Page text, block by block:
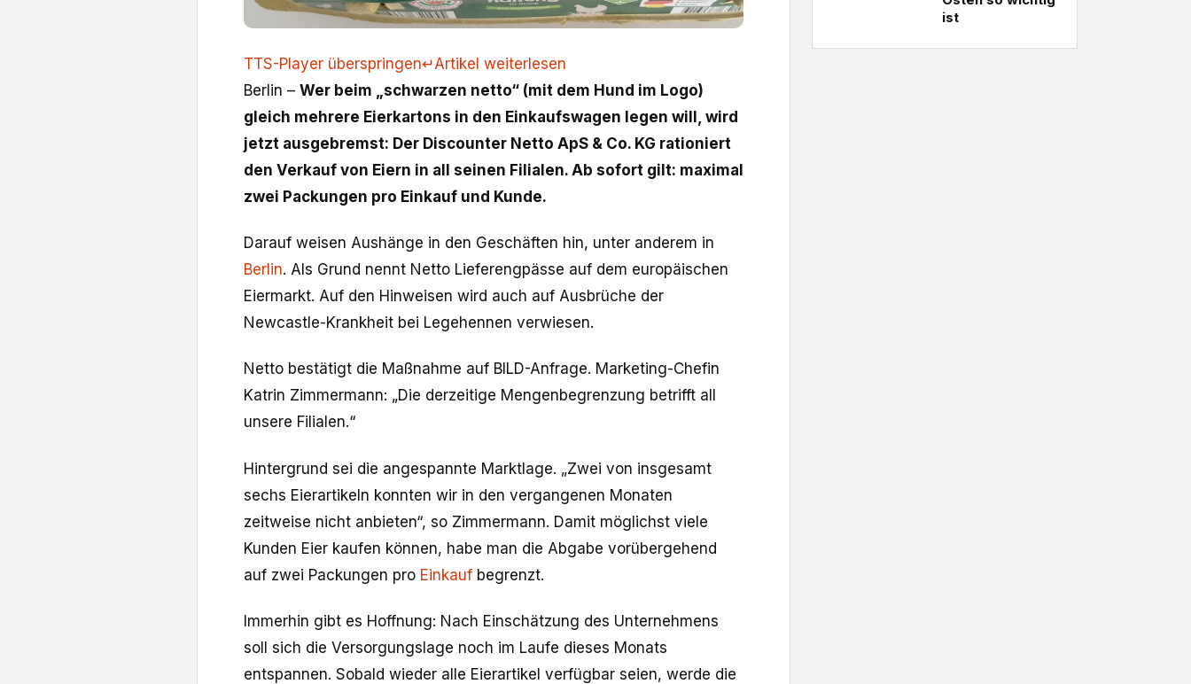
TTS-Player überspringen↵Artikel weiterlesen
Berlin – Wer beim „schwarzen netto“ (mit dem Hund im Logo)
gleich mehrere Eierkartons in den Einkaufswagen legen will, wird
jetzt ausgebremst: Der Discounter Netto ApS & Co. KG rationiert
den Verkauf von Eiern in all seinen Filialen. Ab sofort gilt: maximal
zwei Packungen pro Einkauf und Kunde.
Darauf weisen Aushänge in den Geschäften hin, unter anderem in
Berlin. Als Grund nennt Netto Lieferengpässe auf dem europäischen
Eiermarkt. Auf den Hinweisen wird auch auf Ausbrüche der
Newcastle-Krankheit bei Legehennen verwiesen.
Netto bestätigt die Maßnahme auf BILD-Anfrage. Marketing-Chefin
Katrin Zimmermann: „Die derzeitige Mengenbegrenzung betrifft all
unsere Filialen.“
Hintergrund sei die angespannte Marktlage. „Zwei von insgesamt
sechs Eierartikeln konnten wir in den vergangenen Monaten
zeitweise nicht anbieten“, so Zimmermann. Damit möglichst viele
Kunden Eier kaufen können, habe man die Abgabe vorübergehend
auf zwei Packungen pro Einkauf begrenzt.
Immerhin gibt es Hoffnung: Nach Einschätzung des Unternehmens
soll sich die Versorgungslage noch im Laufe dieses Monats
entspannen. Sobald wieder alle Eierartikel verfügbar seien, werde die
ist